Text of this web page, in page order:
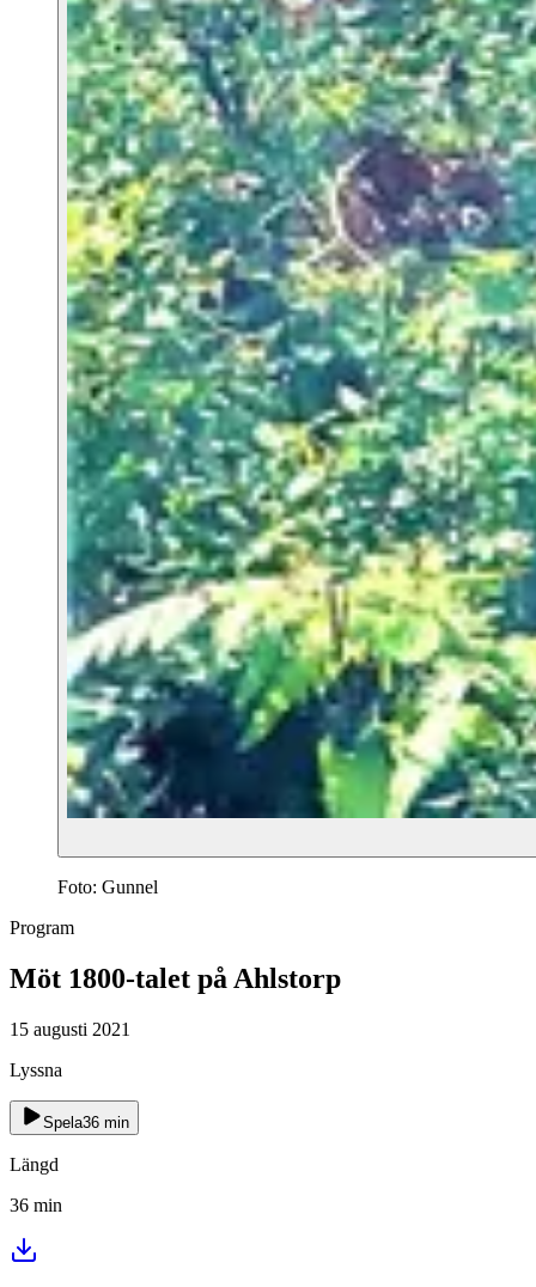
Foto: Gunnel
Program
Möt 1800-talet på Ahlstorp
15 augusti 2021
Lyssna
Spela36 min
Längd
36 min